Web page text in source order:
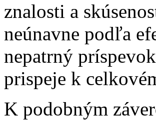
znalosti a
neúnavne podľa
nepatrný
prispeje k
K podobným